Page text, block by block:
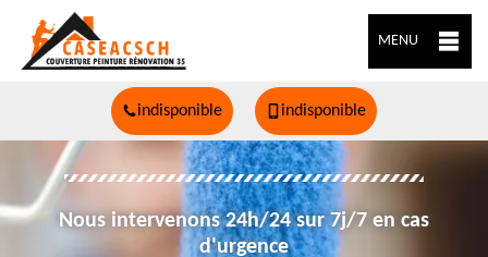
MENU
indisponible indisponible
Nous intervenons 24h/24 sur 7j/7 en cas
d'urgence